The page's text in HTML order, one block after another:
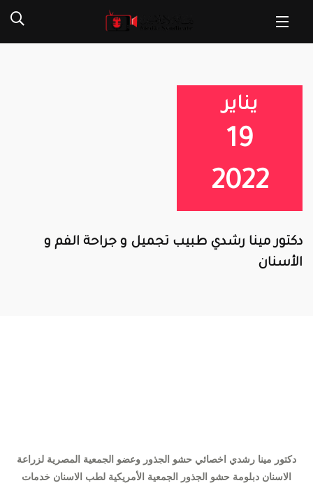
يناير
19
2022
دكتور مينا رشدي طبيب تجميل و جراحة الفم و
الأسنان
دكتور مينا رشدي اخصائي حشو الجذور وعضو الجمعية المصرية لزراعة
الاسنان دبلومة حشو الجذور الجمعية الأمريكية لطب الاسنان خدمات